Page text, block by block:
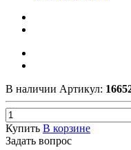
В наличии Артикул:
Купить В корзине
Задать вопрос